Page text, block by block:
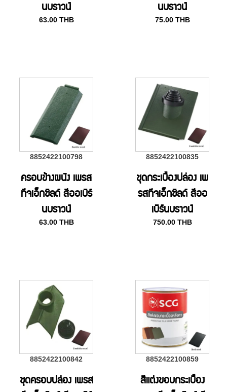
นบราวน์
63.00 THB
นบราวน์
75.00 THB
8852422100798
ครอบข้างผนัง เพรส
ทีจเอ็กชิลด์ สีออเบิร์
นบราวน์
63.00 THB
8852422100835
ชุดกระเบื้องปล่อง เพ
รสทีจเอ็กชิลด์ สีออ
เบิร์นบราวน์
750.00 THB
8852422100842
ชุดครอบปล่อง เพรส
8852422100859
สีแต่งขอบกระเบื้อง